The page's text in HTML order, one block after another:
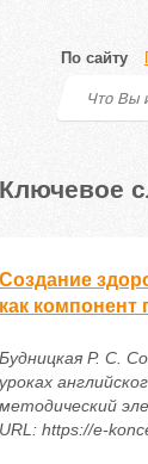
По сайту
Ключевое
Создание
как компонент
Будницкая Р. С.
уроках
методический
URL: https://e-